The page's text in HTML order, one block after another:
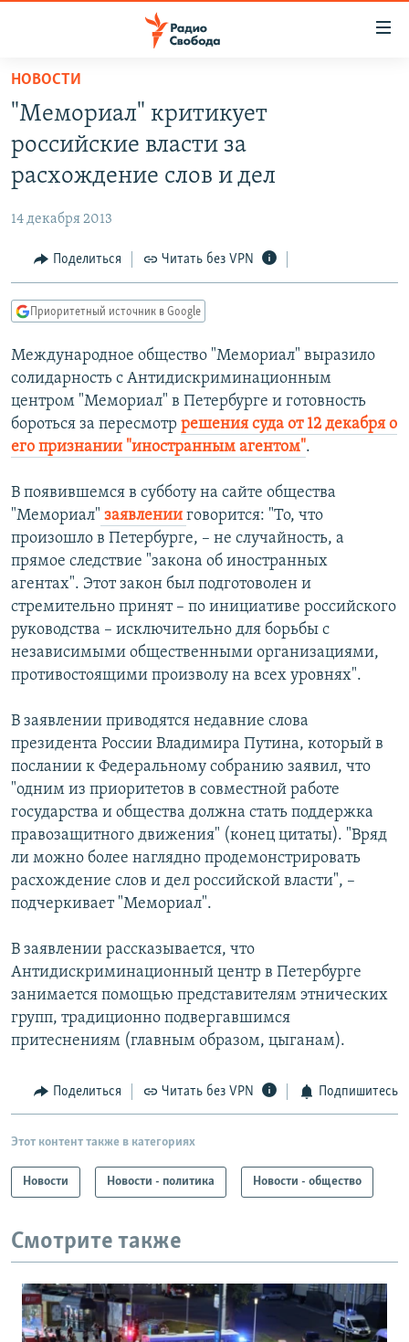
упрощенного
доступа
основному
Вернутся
Вернутся
поиску
ПРОГРАММЫ
ПОДКАСТЫ
АВТОРСКИЕ ПРОЕКТЫ
МНЕНИЯ
КУЛЬТУРА
КАВКАЗ.РЕАЛИИ
СЕВЕР.РЕАЛИИ
СИБИРЬ.РЕАЛИИ
РАСПИСАНИЕ ВЕЩАНИЯ
ПОДПИШИТЕСЬ НА РАССЫЛКУ
СОЦИАЛЬНЫЕ СЕТИ
Все сайты РСЕ/РС
НОВОСТИ
"Мемориал" критикует
российские власти за
расхождение слов и дел
14 декабря 2013
Поделиться Читать без VPN
Приоритетный источник в Google
Международное общество "Мемориал" выразило
солидарность с Антидискриминационным
центром "Мемориал" в Петербурге и готовность
бороться за пересмотр решения суда от 12 декабря о
его признании "иностранным агентом".
В появившемся в субботу на сайте общества
"Мемориал" заявлении говорится: "То, что
произошло в Петербурге, – не случайность, а
прямое следствие "закона об иностранных
агентах". Этот закон был подготоволен и
стремительно принят – по инициативе российского
руководства – исключительно для борьбы с
независимыми общественными организациями,
противостоящими произволу на всех уровнях".
В заявлении приводятся недавние слова
президента России Владимира Путина, который в
послании к Федеральному собранию заявил, что
"одним из приоритетов в совместной работе
государства и общества должна стать поддержка
правозащитного движения" (конец цитаты). "Вряд
ли можно более наглядно продемонстрировать
расхождение слов и дел российской власти", –
подчеркивает "Мемориал".
В заявлении рассказывается, что
Антидискриминационный центр в Петербурге
занимается помощью представителям этнических
групп, традиционно подвергавшимся
притеснениям (главным образом, цыганам).
Поделиться Читать без VPN Подпишитесь
Этот контент также в категориях
Новости Новости - политика Новости - общество
Смотрите также